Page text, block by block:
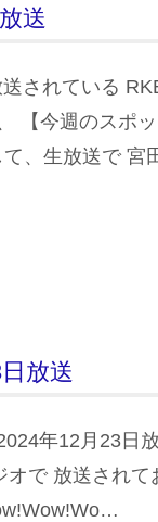
送
されている
【今週のスポ
、生放送で 宮
放送
年12月23日
で 放送されて